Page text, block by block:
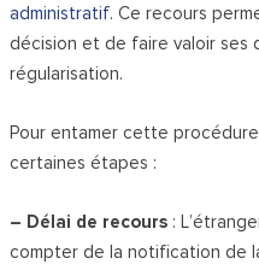
administratif. Ce recours
décision et de faire valoir ses
régularisation.
Pour entamer cette
certaines étapes :
– Délai de recours :
compter de la notification de